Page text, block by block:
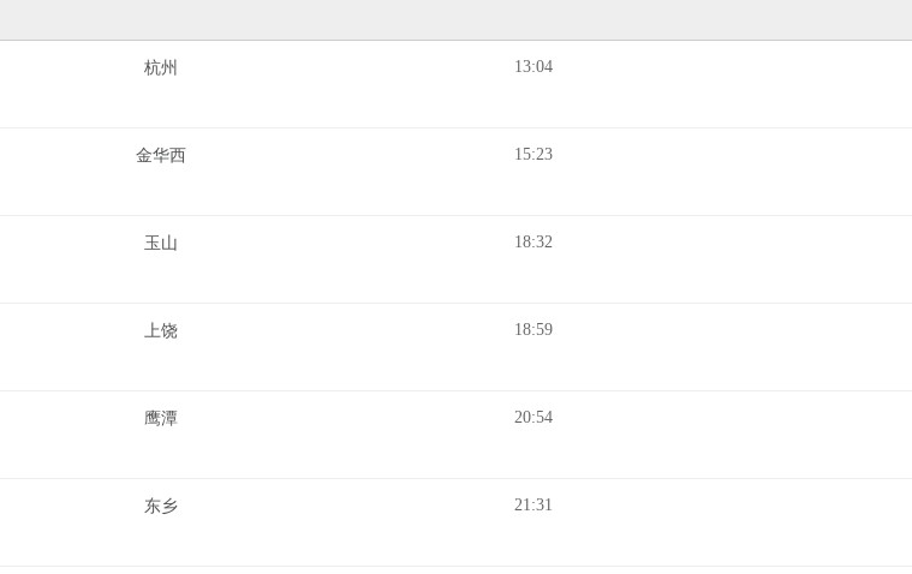
杭州 13:04
金华西 15:23
玉山 18:32
上饶 18:59
鹰潭 20:54
东乡 21:31